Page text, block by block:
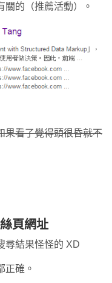
關的（推薦活動）。
果看了覺得頭很昏就不
頁網址
尋結果怪怪的 XD
正確。